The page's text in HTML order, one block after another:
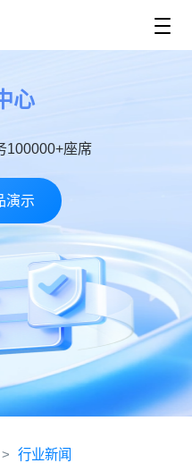
心
100000+座席
演示
> 行业新闻